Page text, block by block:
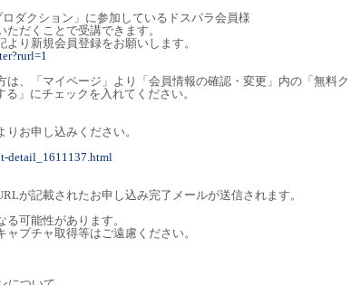
ダクション」に参加しているドスパラ会員様
だくことで受講できます。
り新規会員登録をお願いします。
、「マイページ」より「会員情報の確認・変更」内の「無料ク
」にチェックを入れてください。
お申し込みください。
detail_1611137.html
が記載されたお申し込み完了メールが送信されます。
可能性があります。
プチャ取得等はご遠慮ください。